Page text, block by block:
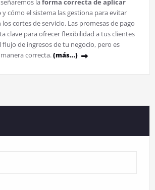
laforma correcta de aplicar
y cómo el sistema las gestiona para evitar
cortes de servicio. Las promesas de pago
clave para ofrecer flexibilidad a tus clientes
de ingresos de tu negocio, pero es
correcta.(más…)